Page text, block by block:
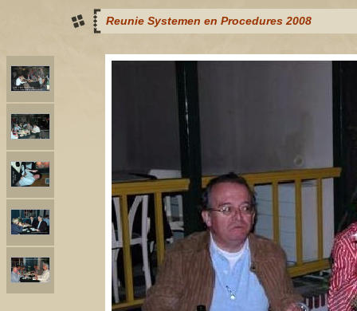
Reunie Systemen en Procedures 2008